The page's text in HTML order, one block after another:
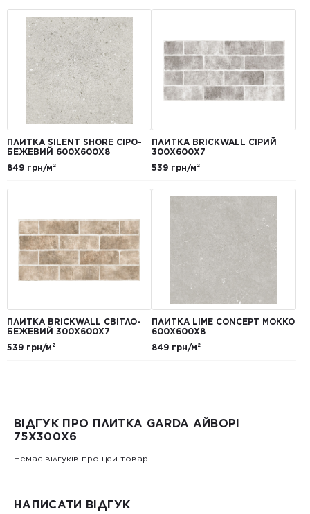
ПЛИТКА SILENT SHORE СІРО-
БЕЖЕВИЙ 600Х600Х8
849 грн/м²
ПЛИТКА BRICKWALL СІРИЙ
300Х600Х7
539 грн/м²
ПЛИТКА BRICKWALL СВІТЛО-
БЕЖЕВИЙ 300Х600Х7
539 грн/м²
ПЛИТКА LIME CONCEPT МОККО
600Х600Х8
849 грн/м²
ВІДГУК ПРО ПЛИТКА GARDA АЙВОРІ
75X300X6
Немає відгуків про цей товар.
НАПИСАТИ ВІДГУК